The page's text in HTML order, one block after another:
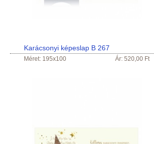
Karácsonyi képeslap B 267
Méret: 195x100 Ár: 520,00 Ft